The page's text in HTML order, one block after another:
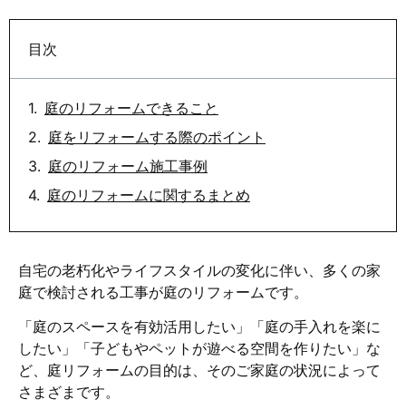
目次
庭のリフォームできること
庭をリフォームする際のポイント
庭のリフォーム施工事例
庭のリフォームに関するまとめ
自宅の老朽化やライフスタイルの変化に伴い、多くの家
庭で検討される工事が庭のリフォームです。
「庭のスペースを有効活用したい」「庭の手入れを楽に
したい」「子どもやペットが遊べる空間を作りたい」な
ど、庭リフォームの目的は、そのご家庭の状況によって
さまざまです。